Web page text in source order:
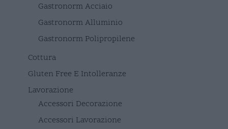
Gastronorm Acciaio
Gastronorm Alluminio
Gastronorm Polipropilene
Cottura
Gluten Free E Intolleranze
Lavorazione
Accessori Decorazione
Accessori Lavorazione